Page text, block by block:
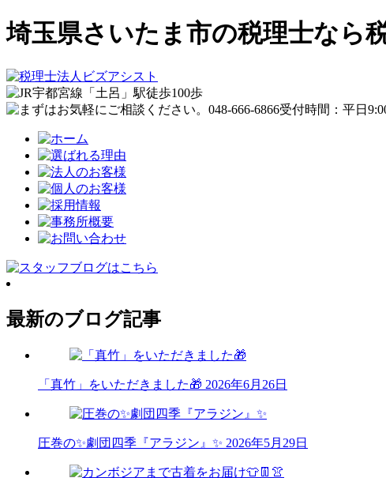
埼玉県さいたま市の税理士なら
最新のブログ記事
「真竹」をいただきました🎁 2026年6月26日
圧巻の✨劇団四季『アラジン』✨ 2026年5月29日